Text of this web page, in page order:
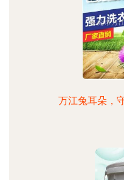
万江兔耳朵，